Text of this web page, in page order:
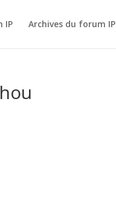
IP Archives du forum IP